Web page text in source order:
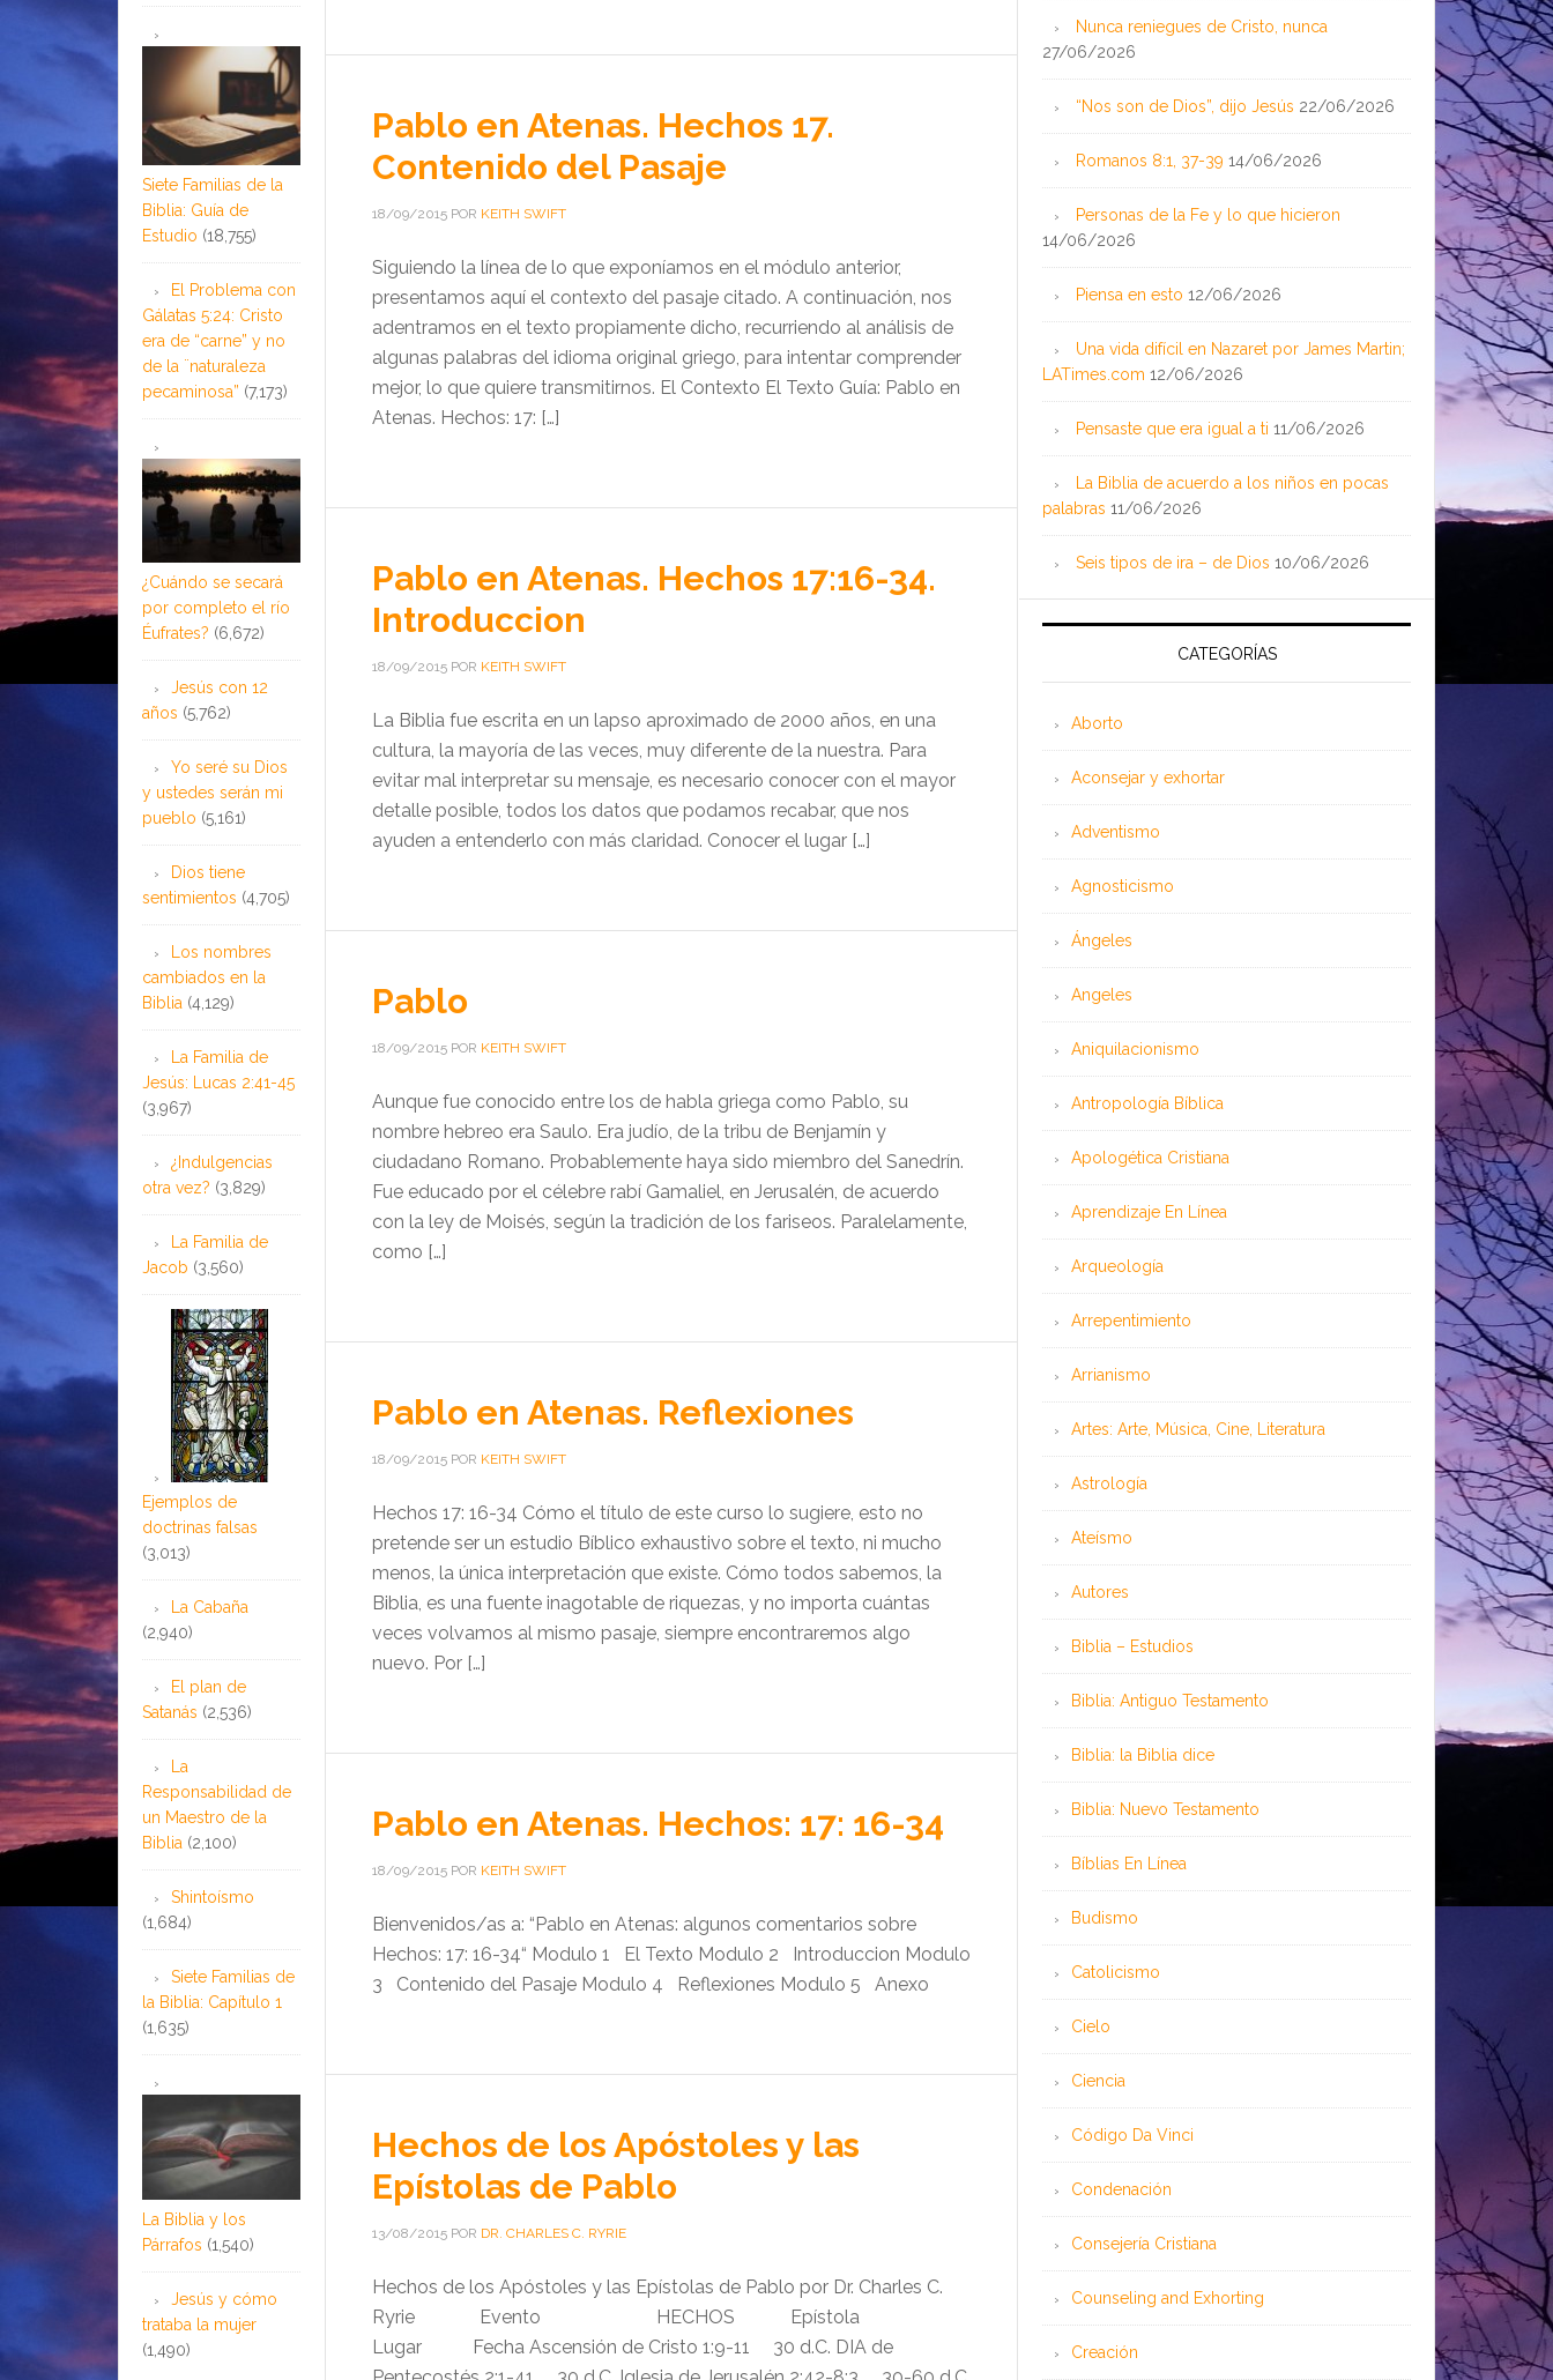
Pablo en Atenas. Hechos 17.
Contenido del Pasaje
18/09/2015 POR KEITH SWIFT
Siguiendo la línea de lo que exponíamos en el módulo anterior,
presentamos aquí el contexto del pasaje citado. A continuación, nos
adentramos en el texto propiamente dicho, recurriendo al análisis de
algunas palabras del idioma original griego, para intentar comprender
mejor, lo que quiere transmitirnos. El Contexto El Texto Guía: Pablo en
Atenas. Hechos: 17: […]
Pablo en Atenas. Hechos 17:16-34.
Introduccion
18/09/2015 POR KEITH SWIFT
La Biblia fue escrita en un lapso aproximado de 2000 años, en una
cultura, la mayoría de las veces, muy diferente de la nuestra. Para
evitar mal interpretar su mensaje, es necesario conocer con el mayor
detalle posible, todos los datos que podamos recabar, que nos
ayuden a entenderlo con más claridad. Conocer el lugar […]
Pablo
18/09/2015 POR KEITH SWIFT
Aunque fue conocido entre los de habla griega como Pablo, su
nombre hebreo era Saulo. Era judío, de la tribu de Benjamín y
ciudadano Romano. Probablemente haya sido miembro del Sanedrín.
Fue educado por el célebre rabí Gamaliel, en Jerusalén, de acuerdo
con la ley de Moisés, según la tradición de los fariseos. Paralelamente,
como […]
Pablo en Atenas. Reflexiones
18/09/2015 POR KEITH SWIFT
Hechos 17: 16-34 Cómo el título de este curso lo sugiere, esto no
pretende ser un estudio Bíblico exhaustivo sobre el texto, ni mucho
menos, la única interpretación que existe. Cómo todos sabemos, la
Biblia, es una fuente inagotable de riquezas, y no importa cuántas
veces volvamos al mismo pasaje, siempre encontraremos algo
nuevo. Por […]
Pablo en Atenas. Hechos: 17: 16-34
18/09/2015 POR KEITH SWIFT
Bienvenidos/as a: “Pablo en Atenas: algunos comentarios sobre
Hechos: 17: 16-34“ Modulo 1 El Texto Modulo 2 Introduccion Modulo
3 Contenido del Pasaje Modulo 4 Reflexiones Modulo 5 Anexo
Hechos de los Apóstoles y las
Epístolas de Pablo
13/08/2015 POR DR. CHARLES C. RYRIE
Hechos de los Apóstoles y las Epístolas de Pablo por Dr. Charles C.
Ryrie Evento HECHOS Epístola
Lugar Fecha Ascensión de Cristo 1:9-11 30 d.C. DIA de
Nunca reniegues de Cristo, nunca
27/06/2026
“Nos son de Dios”, dijo Jesús 22/06/2026
Romanos 8:1, 37-39 14/06/2026
Personas de la Fe y lo que hicieron
14/06/2026
Piensa en esto 12/06/2026
Una vida difícil en Nazaret por James Martin;
LATimes.com 12/06/2026
Pensaste que era igual a ti 11/06/2026
La Biblia de acuerdo a los niños en pocas
palabras 11/06/2026
Seis tipos de ira – de Dios 10/06/2026
CATEGORÍAS
Aborto
Aconsejar y exhortar
Adventismo
Agnosticismo
Ángeles
Angeles
Aniquilacionismo
Antropología Bíblica
Apologética Cristiana
Aprendizaje En Línea
Arqueología
Arrepentimiento
Arrianismo
Artes: Arte, Música, Cine, Literatura
Astrología
Ateísmo
Autores
Biblia – Estudios
Biblia: Antiguo Testamento
Biblia: la Biblia dice
Biblia: Nuevo Testamento
Bíblias En Línea
Budismo
Catolicismo
Cielo
Ciencia
Código Da Vinci
Condenación
Consejería Cristiana
Counseling and Exhorting
Creación
Siete Familias de la
Biblia: Guía de
Estudio (18,755)
El Problema con
Gálatas 5:24: Cristo
era de “carne” y no
de la ¨naturaleza
pecaminosa” (7,173)
¿Cuándo se secará
por completo el río
Éufrates? (6,672)
Jesús con 12
años (5,762)
Yo seré su Dios
y ustedes serán mi
pueblo (5,161)
Dios tiene
sentimientos (4,705)
Los nombres
cambiados en la
Biblia (4,129)
La Familia de
Jesús: Lucas 2:41-45
(3,967)
¿Indulgencias
otra vez? (3,829)
La Familia de
Jacob (3,560)
Ejemplos de
doctrinas falsas
(3,013)
La Cabaña
(2,940)
El plan de
Satanás (2,536)
La
Responsabilidad de
un Maestro de la
Biblia (2,100)
Shintoísmo
(1,684)
Siete Familias de
la Biblia: Capítulo 1
(1,635)
La Biblia y los
Párrafos (1,540)
Jesús y cómo
trataba la mujer
(1,490)